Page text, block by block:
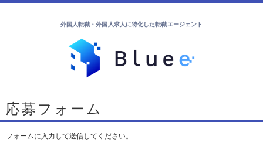
外国人転職・外国人求人に特化した転職エージェント
応募フォーム
フォームに入力して送信してください。